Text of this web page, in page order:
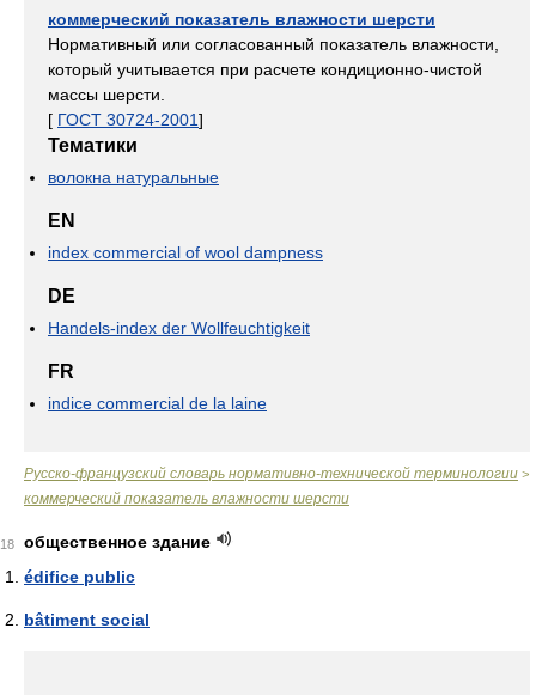
коммерческий показатель влажности шерсти
Нормативный или согласованный показатель влажности,
который учитывается при расчете кондиционно-чистой
массы шерсти.
[ ГОСТ 30724-2001]
Тематики
волокна натуральные
EN
index commercial of wool dampness
DE
Handels-index der Wollfeuchtigkeit
FR
indice commercial de la laine
Русско-французский словарь нормативно-технической терминологии >
коммерческий показатель влажности шерсти
18
общественное здание
édifice public
bâtiment social